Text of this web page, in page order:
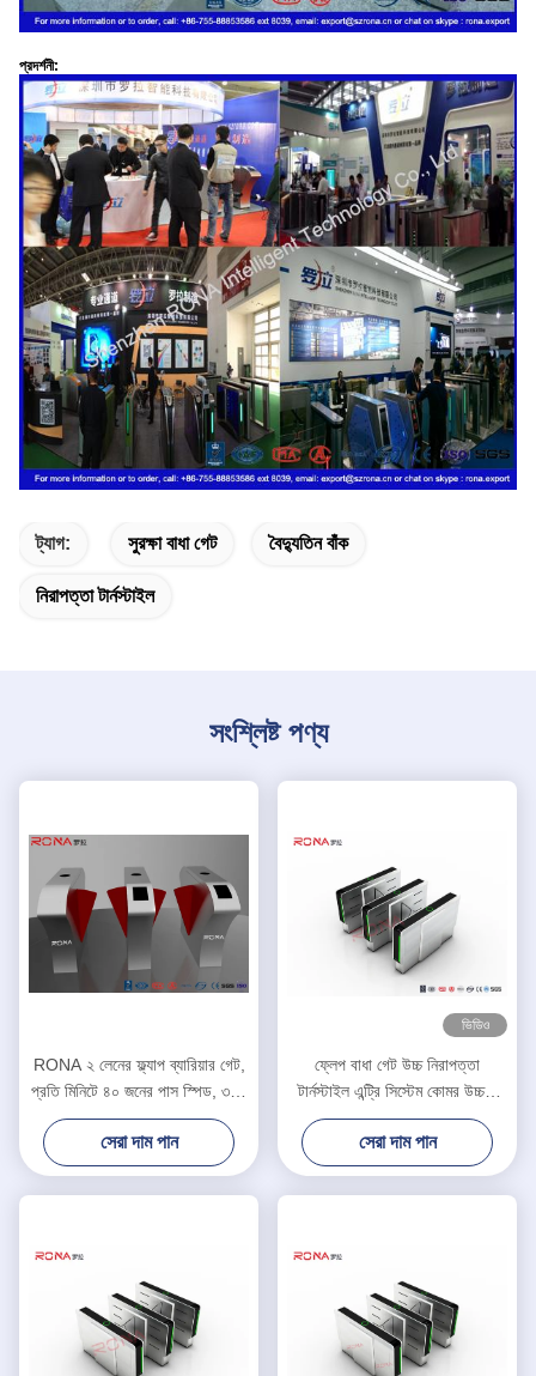
প্রদর্শনী:
ট্যাগ: সুরক্ষা বাধা গেট বৈদ্যুতিন বাঁক
নিরাপত্তা টার্নস্টাইল
সংশ্লিষ্ট পণ্য
RONA ২ লেনের ফ্ল্যাপ ব্যারিয়ার গেট,
প্রতি মিনিটে ৪০ জনের পাস স্পিড, ৩০৪
স্টেইনলেস স্টিল নির্মাণ এবং দ্বিমুখী
অ্যাক্সেস কন্ট্রোল
সেরা দাম পান
ভিডিও
ফ্লেপ বাধা গেট উচ্চ নিরাপত্তা
টার্নস্টাইল এন্ট্রি সিস্টেম কোমর উচ্চতা
টার্নস্টাইল 550mm পাসওয়ার্ড প্রস্থ
সেরা দাম পান